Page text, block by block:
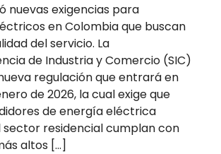
nuevas exigencias para
en Colombia que buscan
del servicio. La
de Industria y Comercio (SIC)
regulación que entrará en
de 2026, la cual exige que
de energía eléctrica
sector residencial cumplan con
altos […]